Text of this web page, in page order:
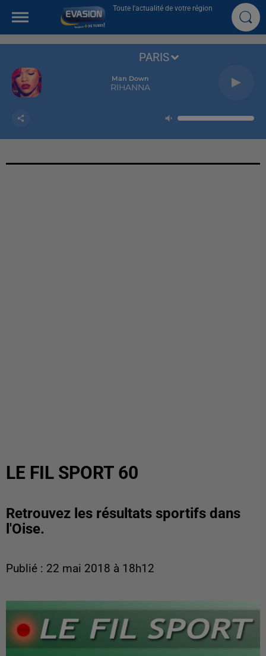
Toute l'actualité de votre région
Man Down
RIHANNA
PARIS
LE FIL SPORT 60
Retrouvez les résultats sportifs dans
l'Oise.
Publié : 22 mai 2018 à 18h12